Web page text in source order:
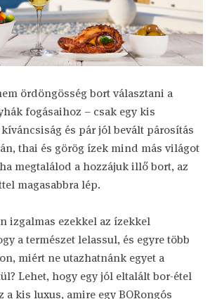
ördöngösség bort választani a
fogásaihoz – csak egy kis
és pár jól bevált párosítás
thai és görög ízek mind más világot
megtalálod a hozzájuk illő bort, az
magasabbra lép.
izgalmas ezekkel az ízekkel
a természet lelassul, és egyre több
miért ne utazhatnánk egyet a
Lehet, hogy egy jól eltalált bor-étel
a kis luxus, amire egy BORongós